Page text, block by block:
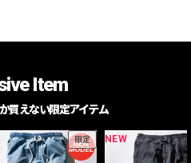
Item
買えない限定アイテム
限定 NEW